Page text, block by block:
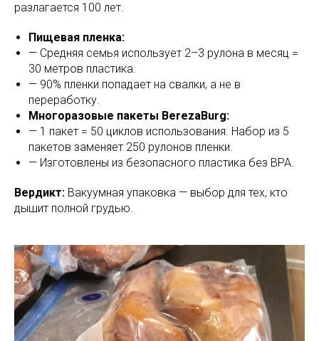
разлагается 100 лет.
Пищевая пленка:
— Средняя семья использует 2–3 рулона в месяц =
30 метров пластика.
— 90% пленки попадает на свалки, а не в
переработку.
Многоразовые пакеты BerezaBurg:
— 1 пакет = 50 циклов использования. Набор из 5
пакетов заменяет 250 рулонов пленки.
— Изготовлены из безопасного пластика без BPA.
Вердикт: Вакуумная упаковка — выбор для тех, кто
дышит полной грудью.